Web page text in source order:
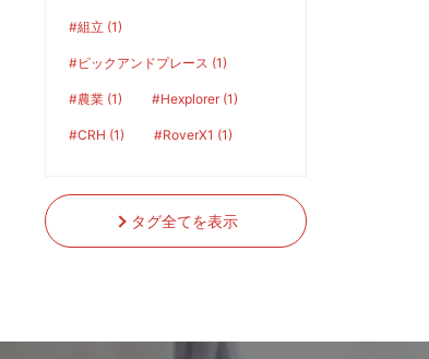
#組立 (1)
#ピックアンドプレース (1)
#農業 (1) #Hexplorer (1)
#CRH (1) #RoverX1 (1)
タグ全てを表示